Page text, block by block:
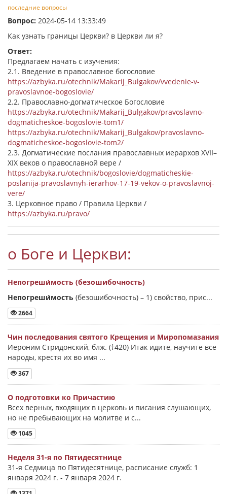
последние вопросы
Вопрос: 2024-05-14 13:33:49
Как узнать границы Церкви? в Церкви ли я?
Ответ:
Предлагаем начать с изучения:
2.1. Введение в православное богословие
https://azbyka.ru/otechnik/Makarij_Bulgakov/vvedenie-v-
pravoslavnoe-bogoslovie/
2.2. Православно-догматическое Богословие
https://azbyka.ru/otechnik/Makarij_Bulgakov/pravoslavno-
dogmaticheskoe-bogoslovie-tom1/
https://azbyka.ru/otechnik/Makarij_Bulgakov/pravoslavno-
dogmaticheskoe-bogoslovie-tom2/
2.3. Догматические послания православных иерархов XVII–
XIX веков о православной вере /
https://azbyka.ru/otechnik/bogoslovie/dogmaticheskie-
poslanija-pravoslavnyh-ierarhov-17-19-vekov-o-pravoslavnoj-
vere/
3. Церковное право / Правила Церкви /
https://azbyka.ru/pravo/
о Боге и Церкви:
Непогреши́мость (безошибочность)
Непогреши́мость (безошибочность) – 1) свойство, прис...
2664
Чин последования святого Крещения и Миропомазания
Иероним Стридонский, блж. (†420) Итак идите, научите все
народы, крестя их во имя ...
367
О подготовки ко Причастию
Всех верных, входящих в церковь и писания слушающих,
но не пребывающих на молитве и с...
1045
Неделя 31-я по Пятидесятнице
31-я Седмица по Пятидесятнице, расписание служб: 1
января 2024 г. - 7 января 2024 г.